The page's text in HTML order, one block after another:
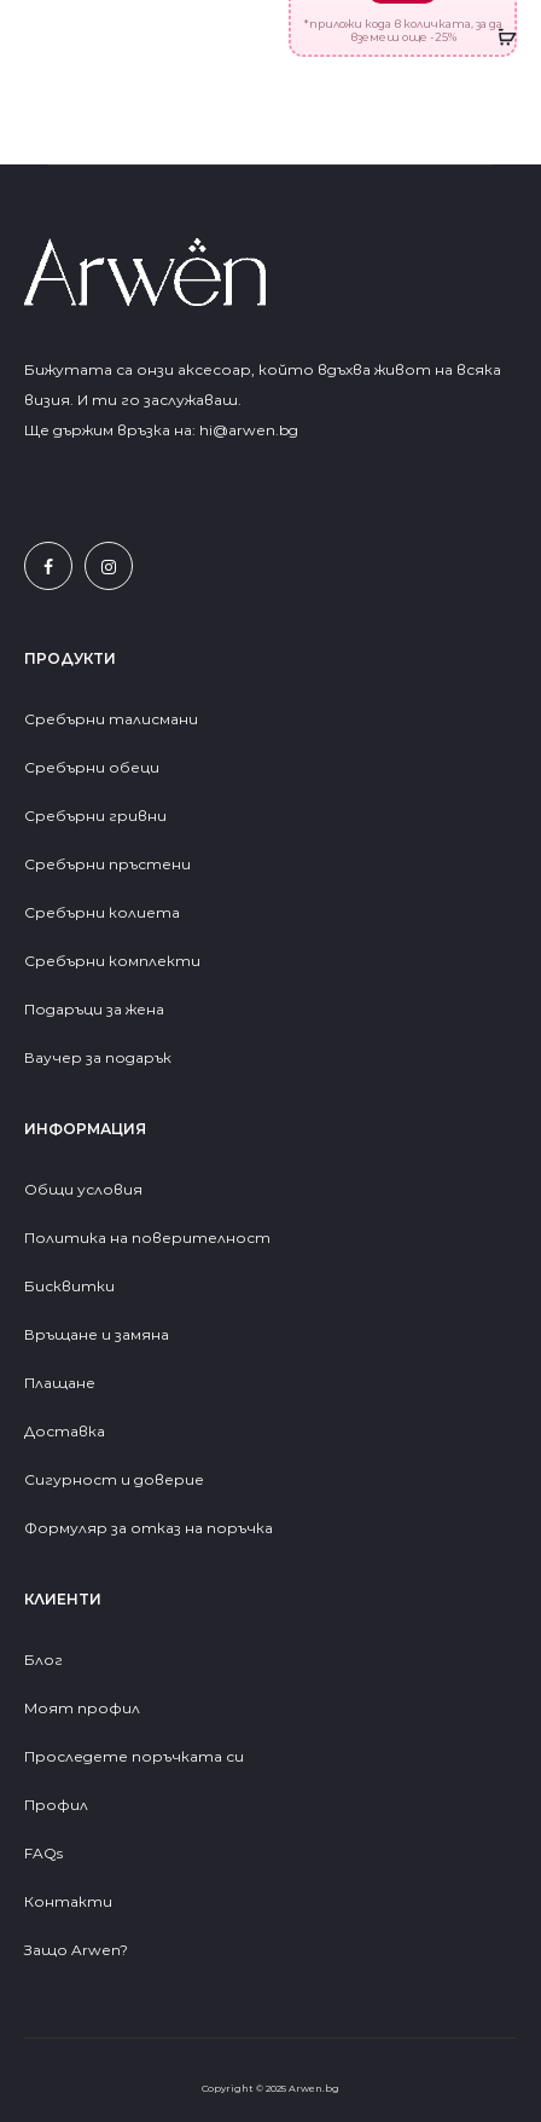
*приложи кода в количката, за да
вземеш още -25%
Бижутата са онзи аксесоар, който вдъхва живот на всяка
визия. И ти го заслужаваш.
Ще държим връзка на: hi@arwen.bg
ПРОДУКТИ
Сребърни талисмани
Сребърни обеци
Сребърни гривни
Сребърни пръстени
Сребърни колиета
Сребърни комплекти
Подаръци за жена
Ваучер за подарък
ИНФОРМАЦИЯ
Общи условия
Политика на поверителност
Бисквитки
Връщане и замяна
Плащане
Доставка
Сигурност и доверие
Формуляр за отказ на поръчка
КЛИЕНТИ
Блог
Моят профил
Проследете поръчката си
Профил
FAQs
Контакти
Защо Arwen?
Copyright © 2025 Arwen.bg